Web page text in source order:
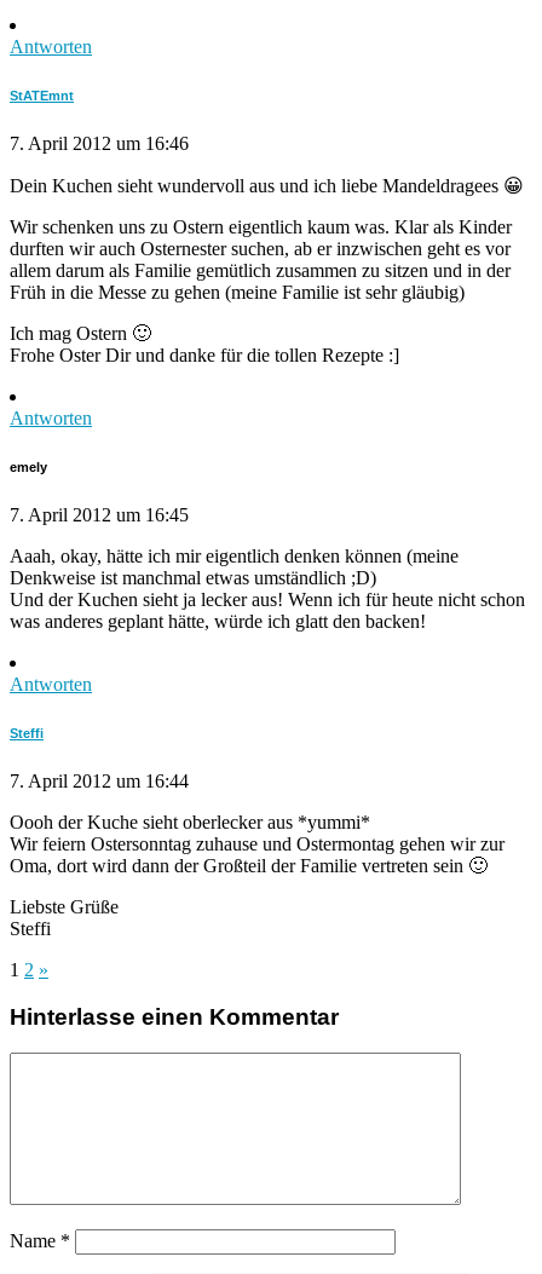
Antworten
StATEmnt
7. April 2012 um 16:46
Dein Kuchen sieht wundervoll aus und ich liebe Mandeldragees 😀
Wir schenken uns zu Ostern eigentlich kaum was. Klar als Kinder
durften wir auch Osternester suchen, ab er inzwischen geht es vor
allem darum als Familie gemütlich zusammen zu sitzen und in der
Früh in die Messe zu gehen (meine Familie ist sehr gläubig)
Ich mag Ostern 🙂
Frohe Oster Dir und danke für die tollen Rezepte :]
Antworten
emely
7. April 2012 um 16:45
Aaah, okay, hätte ich mir eigentlich denken können (meine
Denkweise ist manchmal etwas umständlich ;D)
Und der Kuchen sieht ja lecker aus! Wenn ich für heute nicht schon
was anderes geplant hätte, würde ich glatt den backen!
Antworten
Steffi
7. April 2012 um 16:44
Oooh der Kuche sieht oberlecker aus *yummi*
Wir feiern Ostersonntag zuhause und Ostermontag gehen wir zur
Oma, dort wird dann der Großteil der Familie vertreten sein 🙂
Liebste Grüße
Steffi
1 2 »
Hinterlasse einen Kommentar
Name *